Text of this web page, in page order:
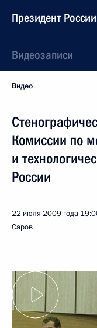
Президент России
Видеозаписи
Видео
Комиссии по
и
России
22 июля 2009 года
Саров